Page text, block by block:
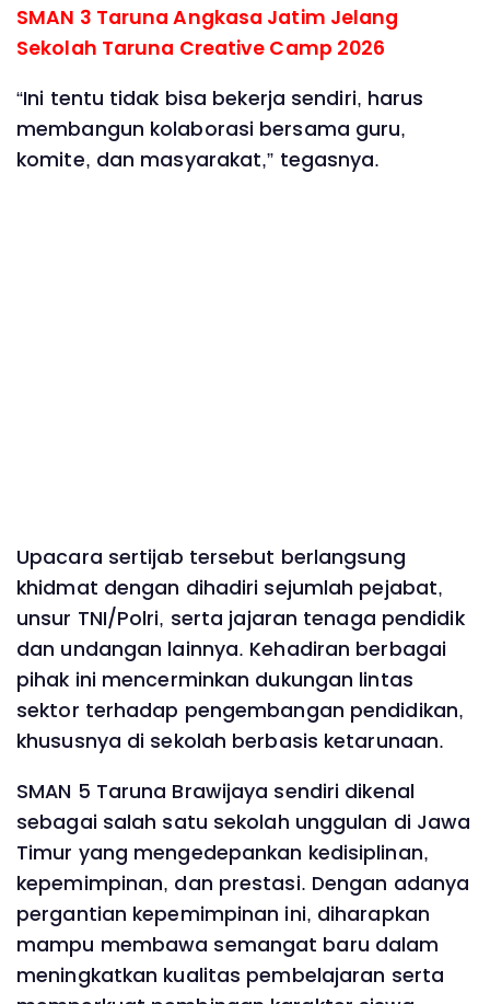
SMAN 3 Taruna Angkasa Jatim Jelang
Sekolah Taruna Creative Camp 2026
“Ini tentu tidak bisa bekerja sendiri, harus
membangun kolaborasi bersama guru,
komite, dan masyarakat,” tegasnya.
Upacara sertijab tersebut berlangsung
khidmat dengan dihadiri sejumlah pejabat,
unsur TNI/Polri, serta jajaran tenaga pendidik
dan undangan lainnya. Kehadiran berbagai
pihak ini mencerminkan dukungan lintas
sektor terhadap pengembangan pendidikan,
khususnya di sekolah berbasis ketarunaan.
SMAN 5 Taruna Brawijaya sendiri dikenal
sebagai salah satu sekolah unggulan di Jawa
Timur yang mengedepankan kedisiplinan,
kepemimpinan, dan prestasi. Dengan adanya
pergantian kepemimpinan ini, diharapkan
mampu membawa semangat baru dalam
meningkatkan kualitas pembelajaran serta